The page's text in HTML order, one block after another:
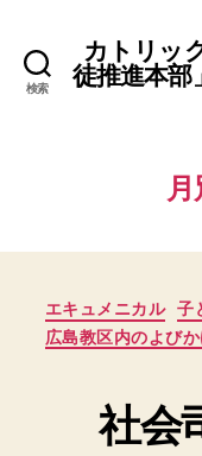
検索
カトリッ
徒推進本部
月
エキュメニカル
子
広島教区内のよび
社会